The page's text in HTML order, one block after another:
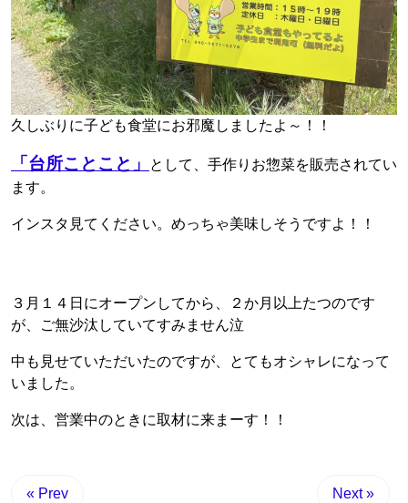
久しぶりに子ども食堂にお邪魔しましたよ～！！
「台所ことこと」
として、手作りお惣菜を販売されてい
ます。
インスタ見てください。めっちゃ美味しそうですよ！！
３月１４日にオープンしてから、２か月以上たつのです
が、ご無沙汰していてすみません泣
中も見せていただいたのですが、とてもオシャレになって
いました。
次は、営業中のときに取材に来まーす！！
« Prev Next »